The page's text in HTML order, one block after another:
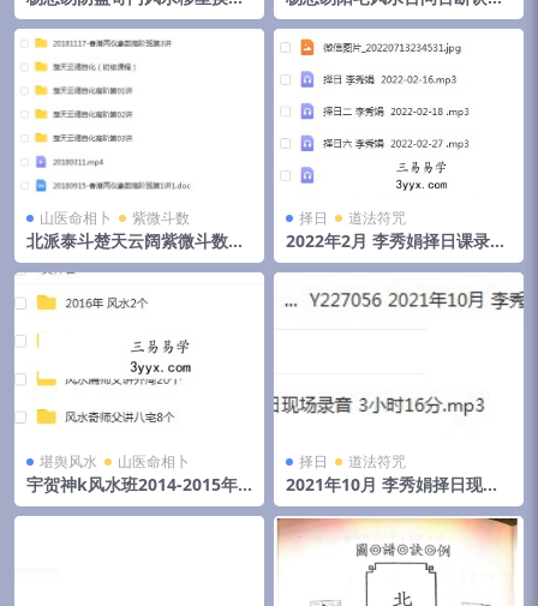
实战培训讲义.pdf 92页 百度
云
132页.pdf 资料合集 百度云下
载！
山医命相卜 紫微斗数
北派泰斗楚天云阔紫微斗数自
化高级班课程视频+录音+资料
择日 道法符咒
2022年2月 李秀娟择日课录音
和物品丢失怎么找
堪舆风水 山医命相卜
宇贺神k风水班2014-2015年
初文字记录.pdf 夸克网盘下载
择日 道法符咒
2021年10月 李秀娟择日现场
录音 3小时16分